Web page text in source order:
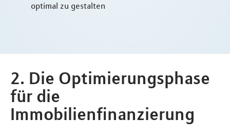
optimal zu gestalten
2. Die Optimierungsphase
für die
Immobilienfinanzierung